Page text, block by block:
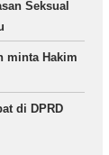
Seksual
minta Hakim
di DPRD